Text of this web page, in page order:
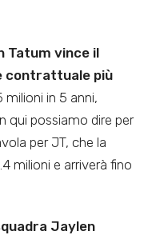
Tatum vince il
contrattuale più
milioni in 5 anni,
qui possiamo dire per
per JT, che la
milioni e arriverà fino
Jaylen